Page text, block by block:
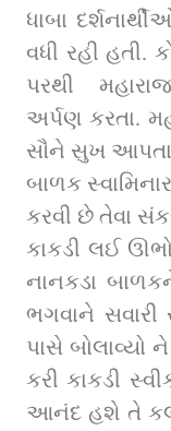
ધાબા
વધી રહી હતી.
પરથી
અર્પણ કરતા.
સૌને સુખ આપતા
બાળક
કરવી છે તેવા
કાકડી લઈ
નાનકડા
ભગવાને સવારી
પાસે બોલાવ્યો
કરી કાકડી
આનંદ હશે તે